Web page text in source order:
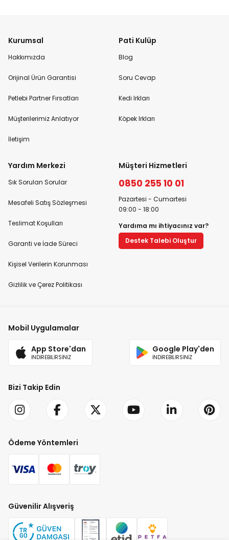
Kurumsal
Hakkımızda
Orijinal Ürün Garantisi
Petlebi Partner Fırsatları
Müşterilerimiz Anlatıyor
İletişim
Pati Kulüp
Blog
Soru Cevap
Kedi Irkları
Köpek Irkları
Yardım Merkezi
Sık Sorulan Sorular
Mesafeli Satış Sözleşmesi
Teslimat Koşulları
Garanti ve İade Süreci
Kişisel Verilerin Korunması
Gizlilik ve Çerez Politikası
Müşteri Hizmetleri
0850 255 10 01
Pazartesi - Cumartesi
09:00 - 18:00
Yardıma mı ihtiyacınız var?
Destek Talebi Oluştur
Mobil Uygulamalar
App Store'dan
İNDİREBİLİRSİNİZ
Google Play'den
İNDİREBİLİRSİNİZ
Bizi Takip Edin
Ödeme Yöntemleri
Güvenilir Alışveriş